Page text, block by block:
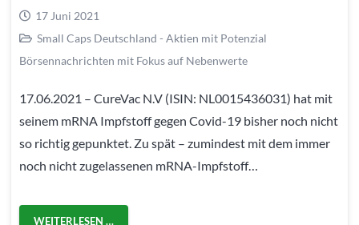
17 Juni 2021
Small Caps Deutschland - Aktien mit Potenzial
Börsennachrichten mit Fokus auf Nebenwerte
17.06.2021 – CureVac N.V (ISIN: NL0015436031) hat mit
seinem mRNA Impfstoff gegen Covid-19 bisher noch nicht
so richtig gepunktet. Zu spät – zumindest mit dem immer
noch nicht zugelassenen mRNA-Impfstoff…
WEITERLESEN …